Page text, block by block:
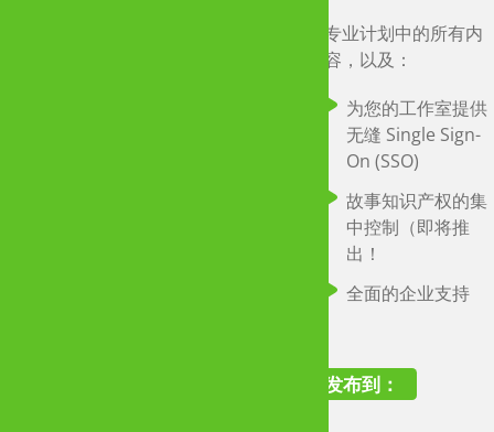
专业计划中的所有内
容，以及：
为您的工作室提供
无缝 Single Sign-
On (SSO)
故事知识产权的集
中控制（即将推
出！
全面的企业支持
发布到：
PDF
剧本
Final
Draft
电影
剧本
故事
将学校的创造力
提升到一个新的
水平
响更大学生群体的学